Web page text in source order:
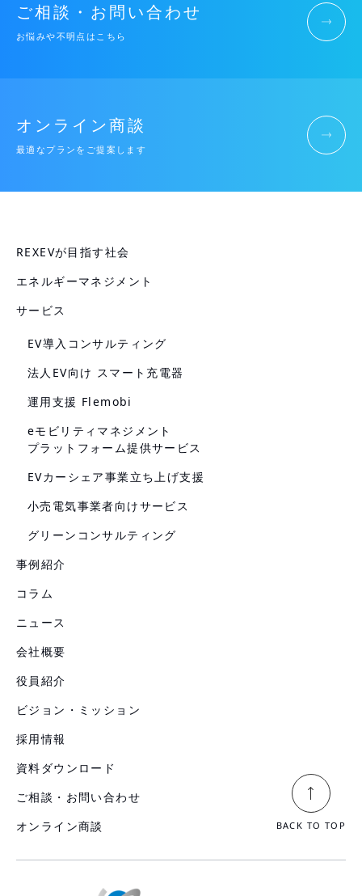
ご相談・お問い合わせ
お悩みや不明点はこちら
オンライン商談
最適なプランをご提案します
REXEVが目指す社会
エネルギーマネジメント
サービス
EV導入コンサルティング
法人EV向け スマート充電器
運用支援 Flemobi
eモビリティマネジメント
プラットフォーム提供サービス
EVカーシェア事業立ち上げ支援
小売電気事業者向けサービス
グリーンコンサルティング
事例紹介
コラム
ニュース
会社概要
役員紹介
ビジョン・ミッション
採用情報
資料ダウンロード
ご相談・お問い合わせ
オンライン商談
BACK TO TOP